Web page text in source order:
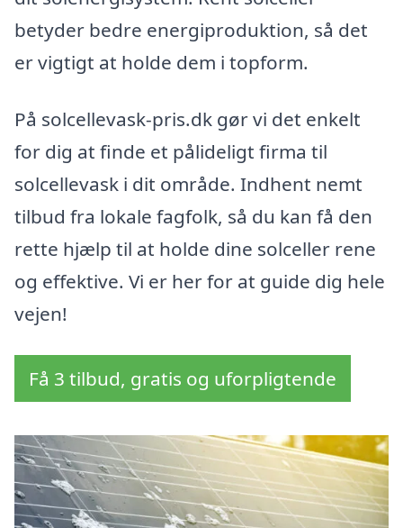
betyder bedre energiproduktion, så det
er vigtigt at holde dem i topform.
På solcellevask-pris.dk gør vi det enkelt
for dig at finde et pålideligt firma til
solcellevask i dit område. Indhent nemt
tilbud fra lokale fagfolk, så du kan få den
rette hjælp til at holde dine solceller rene
og effektive. Vi er her for at guide dig hele
vejen!
Få 3 tilbud, gratis og uforpligtende